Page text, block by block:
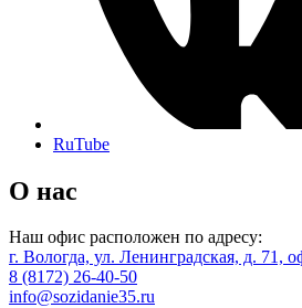
RuTube
О нас
Наш офис расположен по адресу:
г. Вологда, ул. Ленинградская, д. 71,
8 (8172) 26-40-50
info@sozidanie35.ru